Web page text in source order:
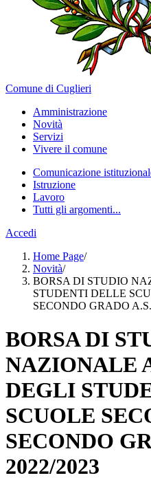
Comune di Cuglieri
Amministrazione
Novità
Servizi
Vivere il comune
Comunicazione
Istruzione
Lavoro
Tutti gli argomenti...
Accedi
Home Page/
Novità/
BORSA DI STUDIO
STUDENTI DELLE
SECONDO GRADO
BORSA DI
NAZIONALE
DEGLI
SCUOLE
SECONDO
2022/2023